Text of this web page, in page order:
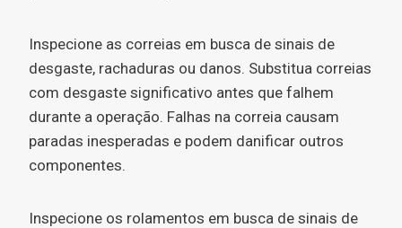
Inspecione as correias em busca de sinais de
desgaste, rachaduras ou danos. Substitua correias
com desgaste significativo antes que falhem
durante a operação. Falhas na correia causam
paradas inesperadas e podem danificar outros
componentes.
Inspecione os rolamentos em busca de sinais de